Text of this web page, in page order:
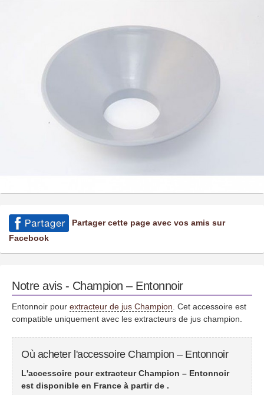
Partager cette page avec vos amis sur
Facebook
Notre avis - Champion – Entonnoir
Entonnoir pour extracteur de jus Champion. Cet accessoire est
compatible uniquement avec les extracteurs de jus champion.
Où acheter l'accessoire Champion – Entonnoir
L'accessoire pour extracteur Champion – Entonnoir
est disponible en France à partir de .